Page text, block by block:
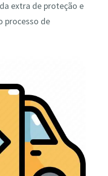
extra de proteção e
processo de